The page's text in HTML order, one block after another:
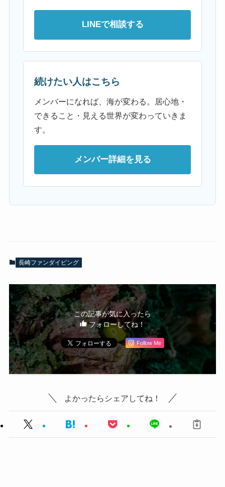
LINEで相談する
続けたい人はこちら
メンバーになれば、海が変わる。居心地・
できること・見える世界が変わっていきま
す。
メンバー詳細を見る
長崎ファンダイビング
この記事が気に入ったら
フォローしてね！
Follow Me
よかったらシェアしてね！